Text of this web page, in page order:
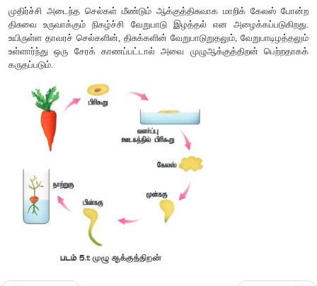
சிறப்பான அமைப்பு மற்றும் பணியினை மேற்கொள்ளச் செய்தல்.
மறுவேறுபாடுறுதல் (Redifferentiation)
ஏற்கனவே வேறுபாடுற்ற ஒரு செல் மேலும் வேறுபாடுற்று
மாற்றமடைதல் எடுத்துக்காட்டு: ஊட்டச் சத்து ஊடகத்தில்
செல்கூறுகள் முழுத்தாவர அமைப்பை உருவாக்கும் திறன்
மறுவேறுபாடுறுதல் எனலாம்.
வேறுபாடிழத்தல் (Dedifferentiation)
முதிர்ச்சி அடைந்த செல்கள் மீண்டும் ஆக்குத்திசுவாக
திசுவை உருவாக்கும் நிகழ்ச்சி வேறுபாடு இழத்தல் என
உயிருள்ள தாவரச் செல்களின், திசுக்களின் வேறுபாடுறுதலும்,
உள்ளார்ந்து ஒரு சேரக் காணப்பட்டால் அவை